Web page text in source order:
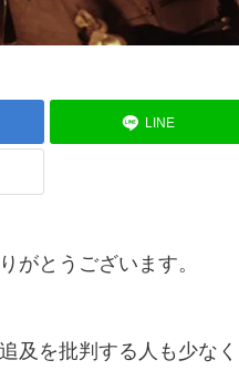
LINE
がとうございます。
及を批判する人も少なく